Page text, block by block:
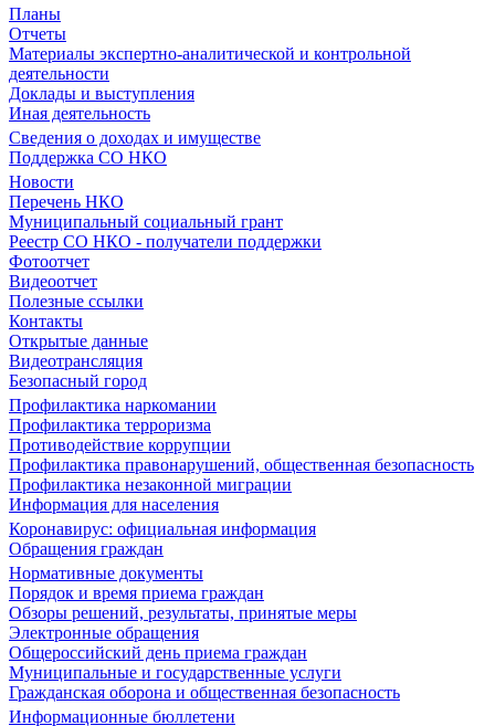
Планы
Отчеты
Материалы экспертно-аналитической и контрольной
деятельности
Доклады и выступления
Иная деятельность
Сведения о доходах и имуществе
Поддержка СО НКО
Новости
Перечень НКО
Муниципальный социальный грант
Реестр СО НКО - получатели поддержки
Фотоотчет
Видеоотчет
Полезные ссылки
Контакты
Открытые данные
Видеотрансляция
Безопасный город
Профилактика наркомании
Профилактика терроризма
Противодействие коррупции
Профилактика правонарушений, общественная безопасность
Профилактика незаконной миграции
Информация для населения
Коронавирус: официальная информация
Обращения граждан
Нормативные документы
Порядок и время приема граждан
Обзоры решений, результаты, принятые меры
Электронные обращения
Общероссийский день приема граждан
Муниципальные и государственные услуги
Гражданская оборона и общественная безопасность
Информационные бюллетени